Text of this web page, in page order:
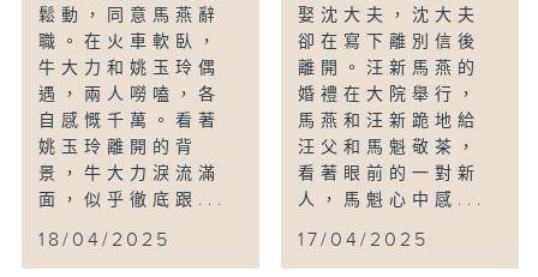
鬆動，同意馬燕辭
職。在火車軟臥，
牛大力和姚玉玲偶
遇，兩人嘮嗑，各
自感慨千萬。看著
姚玉玲離開的背
景，牛大力淚流滿
面，似乎徹底跟...
18/04/2025
娶沈大夫，沈大夫
卻在寫下離別信後
離開。汪新馬燕的
婚禮在大院舉行，
馬燕和汪新跪地給
汪父和馬魁敬茶，
看著眼前的一對新
人，馬魁心中感...
17/04/2025